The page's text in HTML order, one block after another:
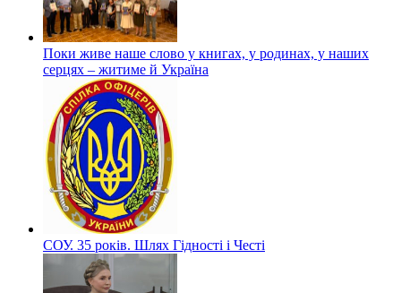
Поки живе наше слово у книгах, у родинах, у наших
серцях – житиме й Україна
СОУ. 35 років. Шлях Гідності і Честі